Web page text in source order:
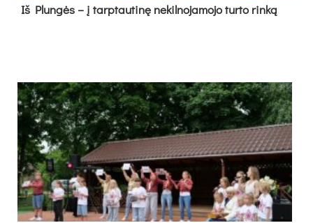
Iš Plungės – į tarptautinę nekilnojamojo turto rinką